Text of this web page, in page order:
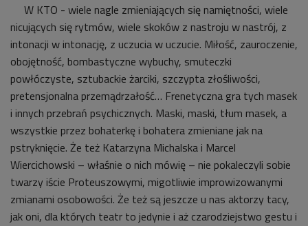
W KTO - wiele nagle zmieniających się namiętności, wiele
nicujących się rytmów, wiele skoków z nastroju w nastrój, z
intonacji w intonację, z uczucia w uczucie. Miłość, zauroczenie,
obojętność, bombastyczne wybuchy, smuteczki
powłóczyste, sztubackie żarciki, szczypta złośliwości,
pretensjonalna przemądrzałość… Frenetyczna gra tych masek
i innych przebrań psychicznych. Maski, maski, tłum masek, a
wszystkie przez bohaterkę i bohatera zmieniane jak na
pstryknięcie. Że też Katarzyna Michalska i Marcel
Wiercichowski – właśnie o nich mówię – nie pokaleczyli sobie
twarzy iście Proteuszowymi, migotliwie improwizowanymi
zmianami osobowości. Że też są jeszcze u nas aktorzy tacy,
jak oni, dla których teatr to jedynie i aż czarodziejstwo gestu i